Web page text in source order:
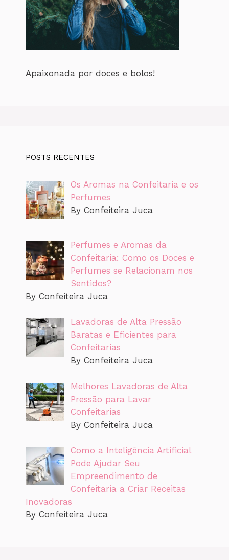
Apaixonada por doces e bolos!
POSTS RECENTES
Os Aromas na Confeitaria e os
Perfumes
By Confeiteira Juca
Perfumes e Aromas da
Confeitaria: Como os Doces e
Perfumes se Relacionam nos
Sentidos?
By Confeiteira Juca
Lavadoras de Alta Pressão
Baratas e Eficientes para
Confeitarias
By Confeiteira Juca
Melhores Lavadoras de Alta
Pressão para Lavar
Confeitarias
By Confeiteira Juca
Como a Inteligência Artificial
Pode Ajudar Seu
Empreendimento de
Confeitaria a Criar Receitas
Inovadoras
By Confeiteira Juca